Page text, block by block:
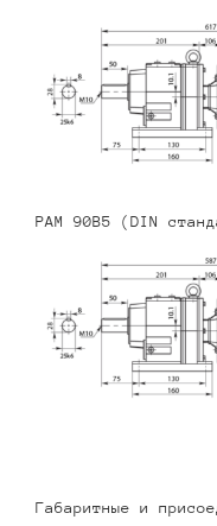
PAM 90B5 (DIN
Габаритные и